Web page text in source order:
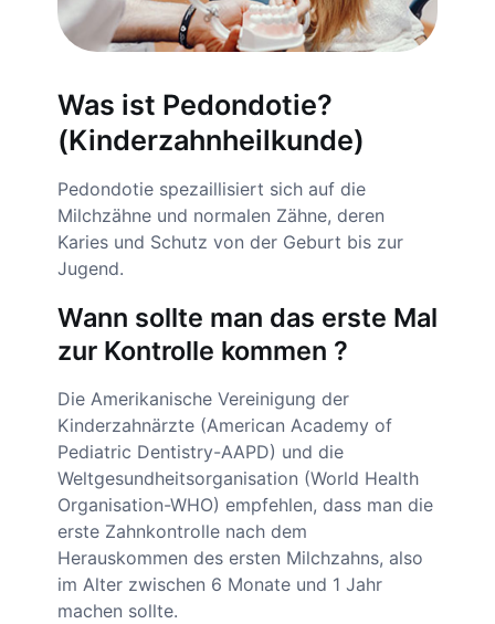
Was ist Pedondotie?
(Kinderzahnheilkunde)
Pedondotie spezaillisiert sich auf die
Milchzähne und normalen Zähne, deren
Karies und Schutz von der Geburt bis zur
Jugend.
Wann sollte man das erste Mal
zur Kontrolle kommen ?
Die Amerikanische Vereinigung der
Kinderzahnärzte (American Academy of
Pediatric Dentistry-AAPD) und die
Weltgesundheitsorganisation (World Health
Organisation-WHO) empfehlen, dass man die
erste Zahnkontrolle nach dem
Herauskommen des ersten Milchzahns, also
im Alter zwischen 6 Monate und 1 Jahr
machen sollte.